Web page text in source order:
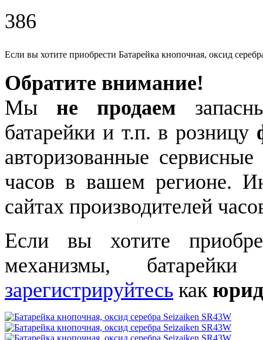
386
Если вы хотите приобрести Батарейка кнопочная, оксид
Обратите внимание!
Мы не продаем
батарейки и т.п. в розницу
авторизованные
часов в вашем регионе.
сайтах производителей
Если вы хотите
механизмы,
зарегистрируйтесь как